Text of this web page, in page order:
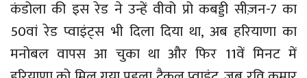
कंडोला की इस रेड ने उन्हें वीवो प्रो कबड्डी सीज़न-7 का
50वां रेड प्वाइंट्स भी दिला दिया था, अब हरियाणा का
मनोबल वापस आ चुका था और फिर 11वें मिनट में